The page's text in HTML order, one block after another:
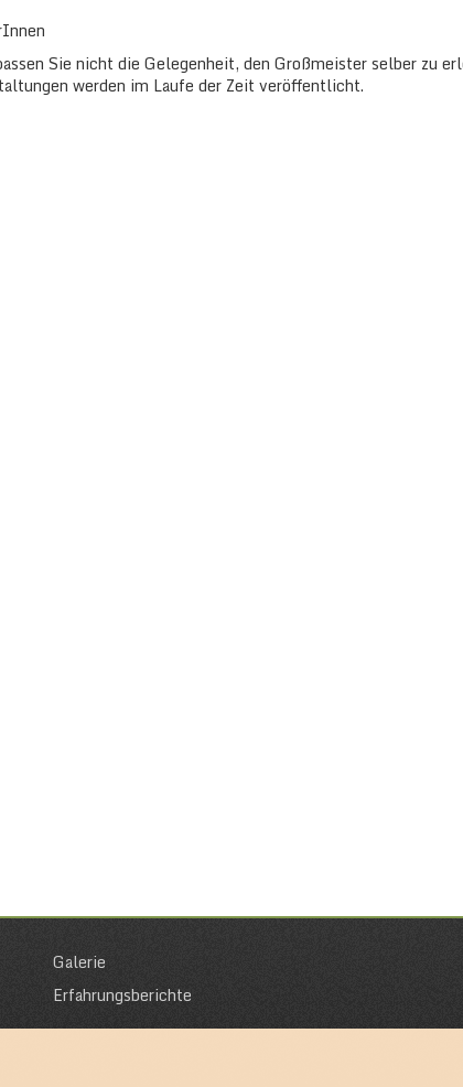
Sie nicht die Gelegenheit, den Großmeister selber zu
werden im Laufe der Zeit veröffentlicht.
Galerie
Erfahrungsberichte